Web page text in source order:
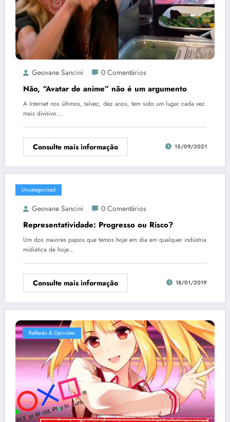
Geovane Sancini 0 Comentários
Não, “Avatar de anime” não é um argumento
A Internet nos últimos, talvez, dez anos, tem sido um lugar cada vez
mais divisivo…
Consulte mais informação 15/09/2021
Uncategorized
Geovane Sancini 0 Comentários
Representatividade: Progresso ou Risco?
Um dos maiores papos que temos hoje em dia em qualquer indústria
midiática de hoje…
Consulte mais informação 18/01/2019
Reflexão & Opiniões